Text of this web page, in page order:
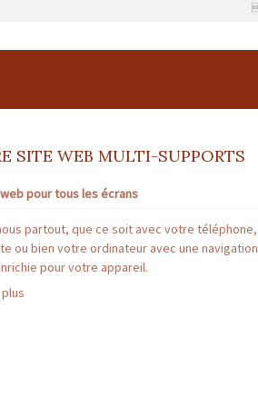
: * | Montant garantie financière : *
SITE WEB MULTI-SUPPORTS
pour tous les écrans
partout, que ce soit avec votre téléphone,
ou bien votre ordinateur avec une navigation
pour votre appareil.